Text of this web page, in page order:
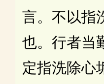
言。不以指
也。行者当
定指洗除心